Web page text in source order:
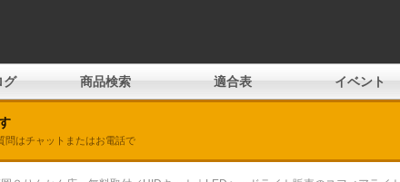
グ 商品検索 適合表 イベント
問はチャットまたはお電話で